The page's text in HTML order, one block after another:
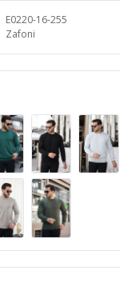
E0220-16-255
Zafoni